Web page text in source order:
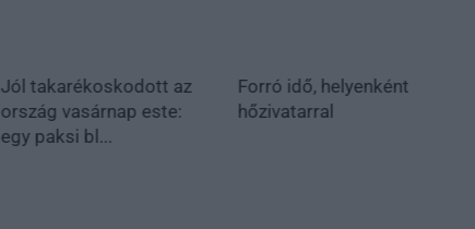
Jól takarékoskodott az
ország vasárnap este:
egy paksi bl...
Forró idő, helyenként
hőzivatarral